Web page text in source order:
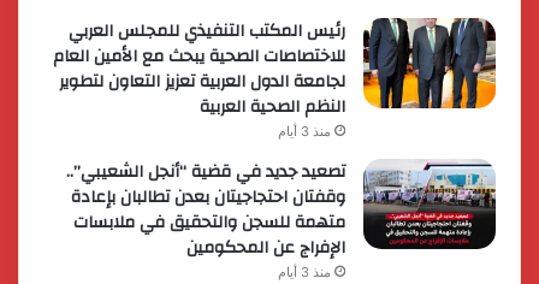
رئيس المكتب التنفيذي للمجلس العربي
للاختصاصات الصحية يبحث مع الأمين العام
لجامعة الدول العربية تعزيز التعاون لتطوير
النظم الصحية العربية
منذ 3 أيام
تصعيد جديد في قضية “أنجل الشعيبي”..
وقفتان احتجاجيتان بعدن تطالبان بإعادة
متهمة للسجن والتحقيق في ملابسات
الإفراج عن المحكومين
منذ 3 أيام